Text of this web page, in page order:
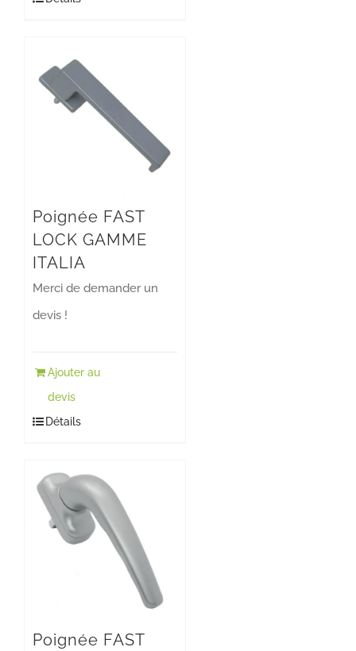
Poignée FAST
LOCK GAMME
ITALIA
Merci de demander un
devis !
Ajouter au
devis
Détails
Poignée FAST